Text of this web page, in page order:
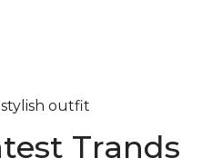
outfit
Trands